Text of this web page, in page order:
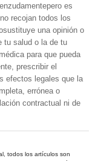
es
recojan todos los
una opinión o
tu salud o la de tu
para que pueda
prescribir el
efectos legales que la
errónea o
contractual ni de
todos los artículos son